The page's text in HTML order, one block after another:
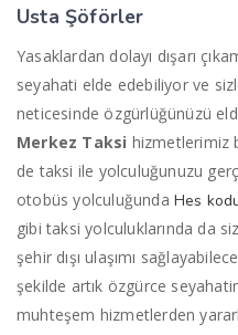
Usta Şöförler
Yasaklardan dolayı dışarı
seyahati elde edebiliyor ve
neticesinde özgürlüğünüzü
Merkez Taksi hizmetlerimiz
de taksi ile yolculuğunuzu
otobüs yolculuğunda Hes
gibi taksi yolculuklarında da
şehir dışı ulaşımı
şekilde artık özgürce
muhteşem hizmetlerden